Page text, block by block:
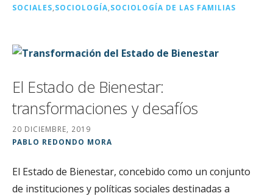
SOCIALES SOCIOLOGÍA SOCIOLOGÍA DE LAS FAMILIAS
El Estado de Bienestar:
transformaciones y desafíos
20 DICIEMBRE, 2019
PABLO REDONDO MORA
El Estado de Bienestar, concebido como un conjunto
de instituciones y políticas sociales destinadas a